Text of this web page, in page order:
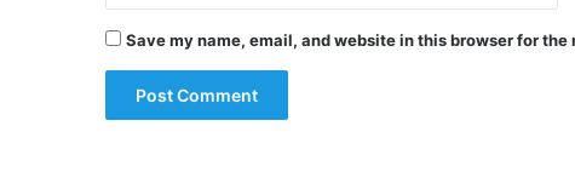
Save my name, email, and website in this browser for the